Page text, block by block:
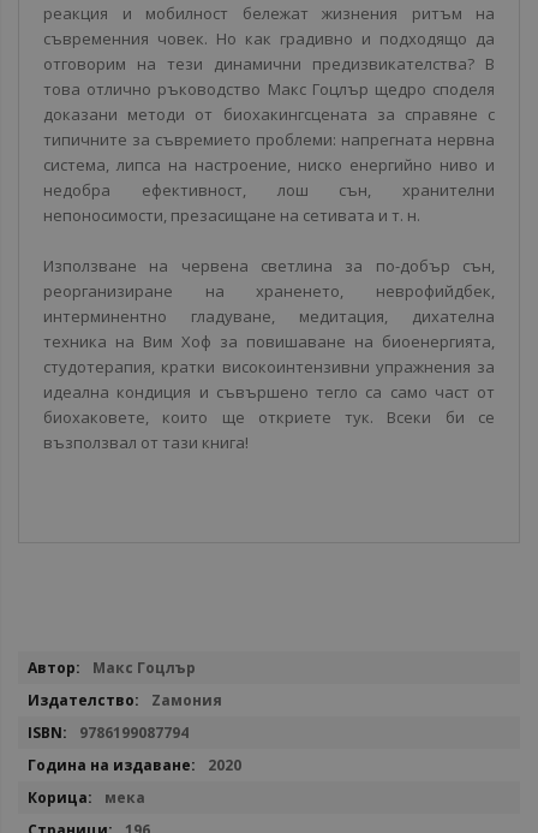
реакция и мобилност бележат жизнения ритъм на
съвременния човек. Но как градивно и подходящо да
отговорим на тези динамични предизвикателства? В
това отлично ръководство Макс Гоцлър щедро споделя
доказани методи oт биохакингсцената за справяне с
типичните за съвремието проблеми: напрегната нервна
система, липса на настроение, ниско енергийно ниво и
недобра ефективност, лош сън, хранителни
непоносимости, презасищане на сетивата и т. н.
Използване на червена светлина за по-добър сън,
реорганизиране на храненето, неврофийдбек,
интерминентно гладуване, медитация, дихателна
техника на Вим Хоф за повишаване на биоенергията,
студотерапия, кратки високоинтензивни упражнения за
идеална кондиция и съвършено тегло са само част от
биохаковете, които ще откриете тук. Всеки би се
възползвал от тази книга!
Повече
Макс Гоцлър
Zамония
9786199087794
2020
мека